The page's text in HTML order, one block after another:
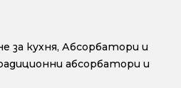
за кухня, Абсорбатори и
абсорбатори и